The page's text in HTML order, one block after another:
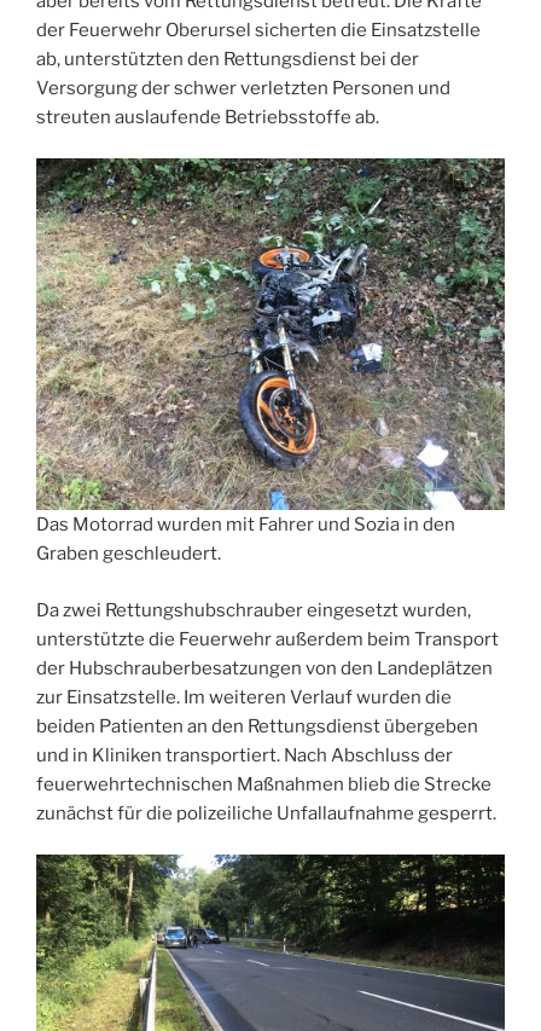
der Feuerwehr Oberursel sicherten die Einsatzstelle
ab, unterstützten den Rettungsdienst bei der
Versorgung der schwer verletzten Personen und
streuten auslaufende Betriebsstoffe ab.
Das Motorrad wurden mit Fahrer und Sozia in den
Graben geschleudert.
Da zwei Rettungshubschrauber eingesetzt wurden,
unterstützte die Feuerwehr außerdem beim Transport
der Hubschrauberbesatzungen von den Landeplätzen
zur Einsatzstelle. Im weiteren Verlauf wurden die
beiden Patienten an den Rettungsdienst übergeben
und in Kliniken transportiert. Nach Abschluss der
feuerwehrtechnischen Maßnahmen blieb die Strecke
zunächst für die polizeiliche Unfallaufnahme gesperrt.